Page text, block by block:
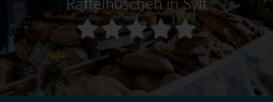
Raffelhüschen in Sylt